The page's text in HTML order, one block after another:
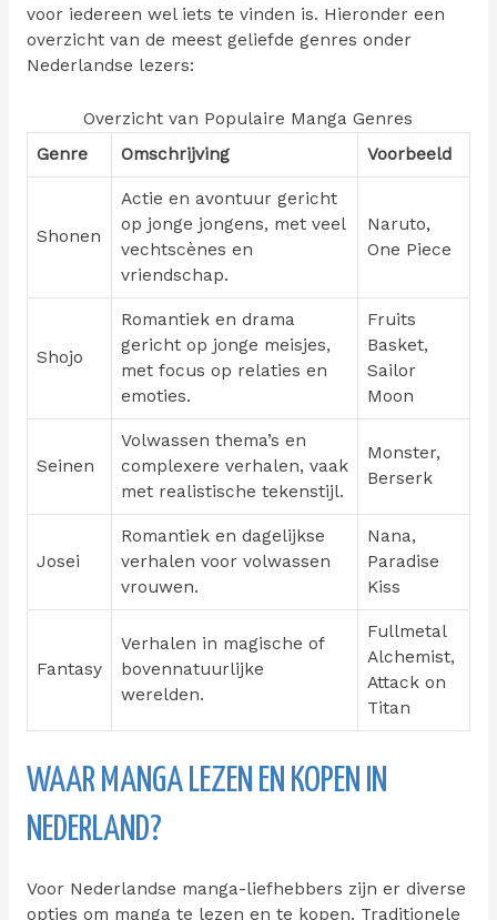
voor iedereen wel iets te vinden is. Hieronder een
overzicht van de meest geliefde genres onder
Nederlandse lezers:
Overzicht van Populaire Manga Genres
Genre
Omschrijving Voorbeeld
Shonen
Actie en avontuur gericht
op jonge jongens, met veel
vechtscènes en
vriendschap.
Naruto,
One Piece
Shojo
Romantiek en drama
gericht op jonge meisjes,
met focus op relaties en
emoties.
Fruits
Basket,
Sailor
Moon
Seinen
Volwassen thema’s en
complexere verhalen, vaak
met realistische tekenstijl.
Monster,
Berserk
Josei
Romantiek en dagelijkse
verhalen voor volwassen
vrouwen.
Nana,
Paradise
Kiss
Fantasy
Verhalen in magische of
bovennatuurlijke
werelden.
Fullmetal
Alchemist,
Attack on
Titan
WAAR MANGA LEZEN EN KOPEN IN
NEDERLAND?
Voor Nederlandse manga-liefhebbers zijn er diverse
opties om manga te lezen en te kopen. Traditionele